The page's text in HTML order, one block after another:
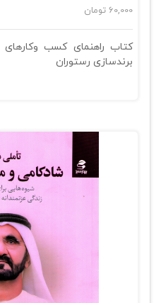
60,000 تومان
کتاب راهنمای کسب وکارهای
برندسازی رستوران